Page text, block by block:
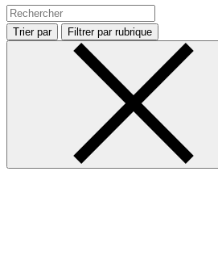
Trier par Filtrer par rubrique